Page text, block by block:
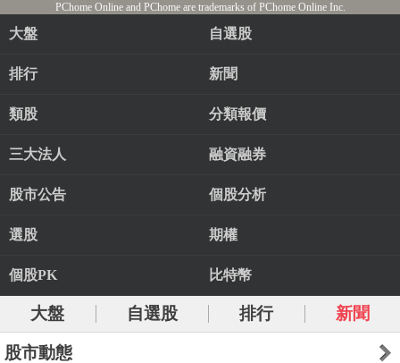
PChome Online and PChome are trademarks of PChome Online Inc.
大盤 自選股
排行 新聞
類股 分類報價
三大法人 融資融券
股市公告 個股分析
選股 期權
個股PK 比特幣
大盤 自選股 排行 新聞
股市動態